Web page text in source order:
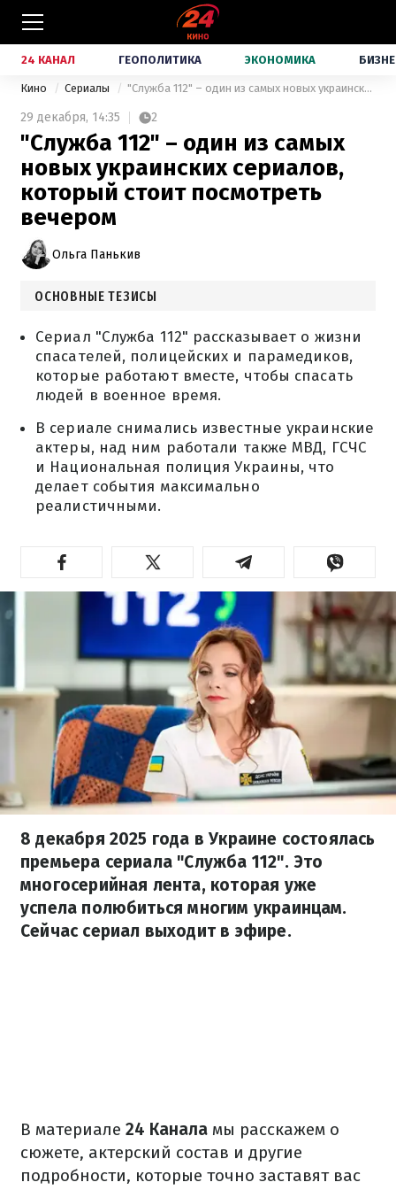
24 КАНАЛ ГЕОПОЛИТИКА ЭКОНОМИКА
Кино Сериалы "Служба 112" – один из самых новых украинских сериалов, который стоит посмотреть вечером
29 декабря, 14:35 2
"Служба 112" – один из самых
новых украинских сериалов,
который стоит посмотреть
вечером
Ольга Панькив
ОСНОВНЫЕ ТЕЗИСЫ
Сериал "Служба 112" рассказывает о жизни
спасателей, полицейских и парамедиков,
которые работают вместе, чтобы спасать
людей в военное время.
В сериале снимались известные украинские
актеры, над ним работали также МВД, ГСЧС
и Национальная полиция Украины, что
делает события максимально
реалистичными.
8 декабря 2025 года в Украине состоялась
премьера сериала "Служба 112". Это
многосерийная лента, которая уже
успела полюбиться многим украинцам.
Сейчас сериал выходит в эфире.
В материале 24 Канала мы расскажем о
сюжете, актерский состав и другие
подробности, которые точно заставят вас